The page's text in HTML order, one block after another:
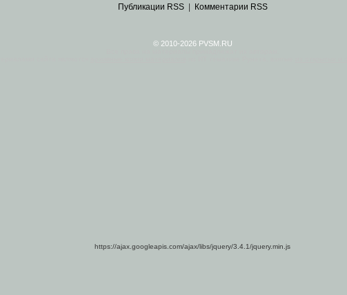
Публикации RSS| Комментарии RSS
© 2010-2026 PVSM.RU
https://ajax.googleapis.com/ajax/libs/jquery/3.4.1/jquery.min.js